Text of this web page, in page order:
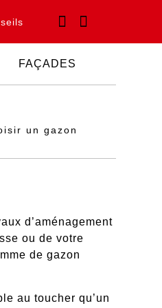
FAÇADES
un gazon
d’aménagement
ou de votre
de gazon
au toucher qu’un